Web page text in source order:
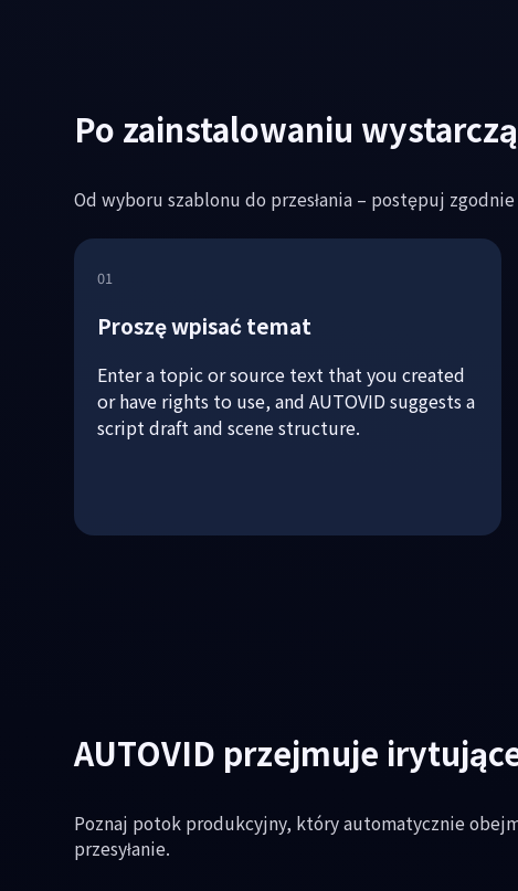
Po zainstalowaniu
Od wyboru szablonu do przesłania – postępuj
01
Proszę wpisać temat
Enter a topic or source text that you created
or have rights to use, and AUTOVID suggests a
script draft and scene structure.
AUTOVID przejmuje
Poznaj potok produkcyjny, który automatycznie
przesyłanie.